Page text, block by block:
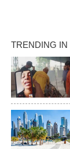
TRENDING IN